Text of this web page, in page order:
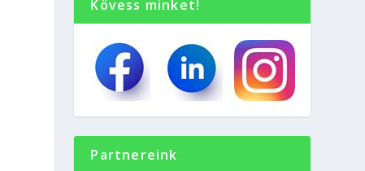
Kövess minket!
Partnereink